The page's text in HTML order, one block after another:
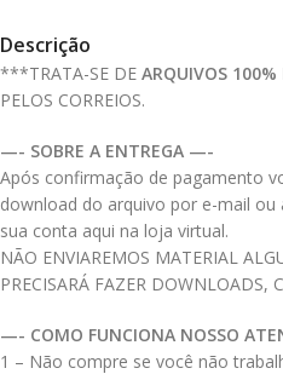
Descrição
***TRATA-SE DE ARQUIVOS 100%
PELOS CORREIOS.
—- SOBRE A ENTREGA —-
Após confirmação de pagamento
download do arquivo por e-mail ou
sua conta aqui na loja virtual.
NÃO ENVIAREMOS MATERIAL
PRECISARÁ FAZER DOWNLOADS,
—- COMO FUNCIONA NOSSO
1 – Não compre se você não